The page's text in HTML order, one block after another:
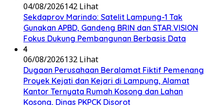
04/08/2026142 Lihat
Sekdaprov Marindo: Satelit Lampung-1 Tak
Gunakan APBD, Gandeng BRIN dan STAR.VISION
Fokus Dukung Pembangunan Berbasis Data
4
06/08/2026132 Lihat
Dugaan Perusahaan Beralamat Fiktif Pemenang
Proyek Kejati dan Kejari di Lampung, Alamat
Kantor Ternyata Rumah Kosong dan Lahan
Kosong, Dinas PKPCK Disorot